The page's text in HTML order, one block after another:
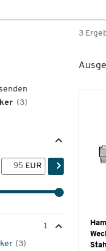
(3)
EUR
(3)
3